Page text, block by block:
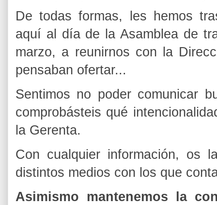
De todas formas, les hemos
aquí al día de la Asamblea de
marzo, a reunirnos con la
pensaban ofertar...
Sentimos no poder comunicar
comprobásteis qué
la Gerenta.
Con cualquier información, os
distintos medios con los que
Asimismo mantenemos la